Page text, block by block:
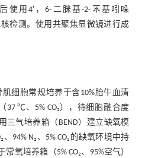
使用4'，6-二脒基-2-苯基吲哚
核检测。使用共聚焦显微镜进行成
细胞常规培养于含10%胎牛血清
37 ℃、5% CO₂），待细胞融合度
三气培养箱（BEND）建立缺氧模
94% N₂、5% CO₂的缺氧环境中持
氧培养箱（5% CO₂、95%空气）